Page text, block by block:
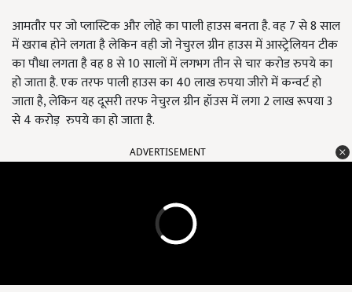
आमतौर पर जो प्लास्टिक और लोहे का पाली हाउस बनता है. वह 7 से 8 साल
में खराब होने लगता है लेकिन वही जो नेचुरल ग्रीन हाउस में आस्ट्रेलियन टीक
का पौधा लगता है वह 8 से 10 सालों में लगभग तीन से चार करोड रुपये का
हो जाता है. एक तरफ पाली हाउस का 40 लाख रुपया जीरो में कन्वर्ट हो
जाता है, लेकिन यह दूसरी तरफ नेचुरल ग्रीन हॉउस में लगा 2 लाख रूपया 3
से 4 करोड़ रुपये का हो जाता है.
ADVERTISEMENT